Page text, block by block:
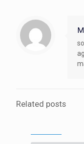
Related posts